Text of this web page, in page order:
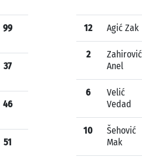
99
37
46
51
12 Agić Zak
2
Zahirović
Anel
6
Velić
Vedad
10
Šehović
Mak